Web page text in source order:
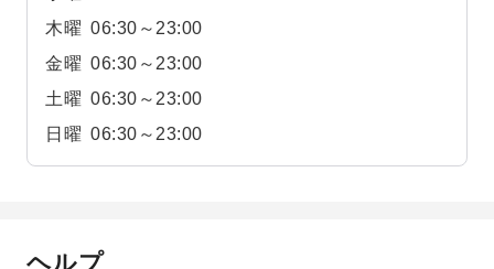
木曜 06:30～23:00
金曜 06:30～23:00
土曜 06:30～23:00
日曜 06:30～23:00
ヘルプ